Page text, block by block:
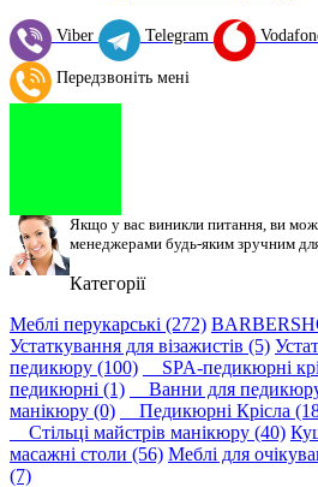
Viber Telegram
Передзвоніть мені
Якщо у вас виникли питання, ви
менеджерами будь-яким зручним
Категорії
Меблі перукарські (272)
Устаткування для візажистів (5)
педикюру (100)
SPA-педикюрні
педикюрні (1)
Ванни для
манікюру (0)
Педикюрні Крісла
Стільці майстрів манікюру (40)
масажні столи (56) Меблі для
(7)